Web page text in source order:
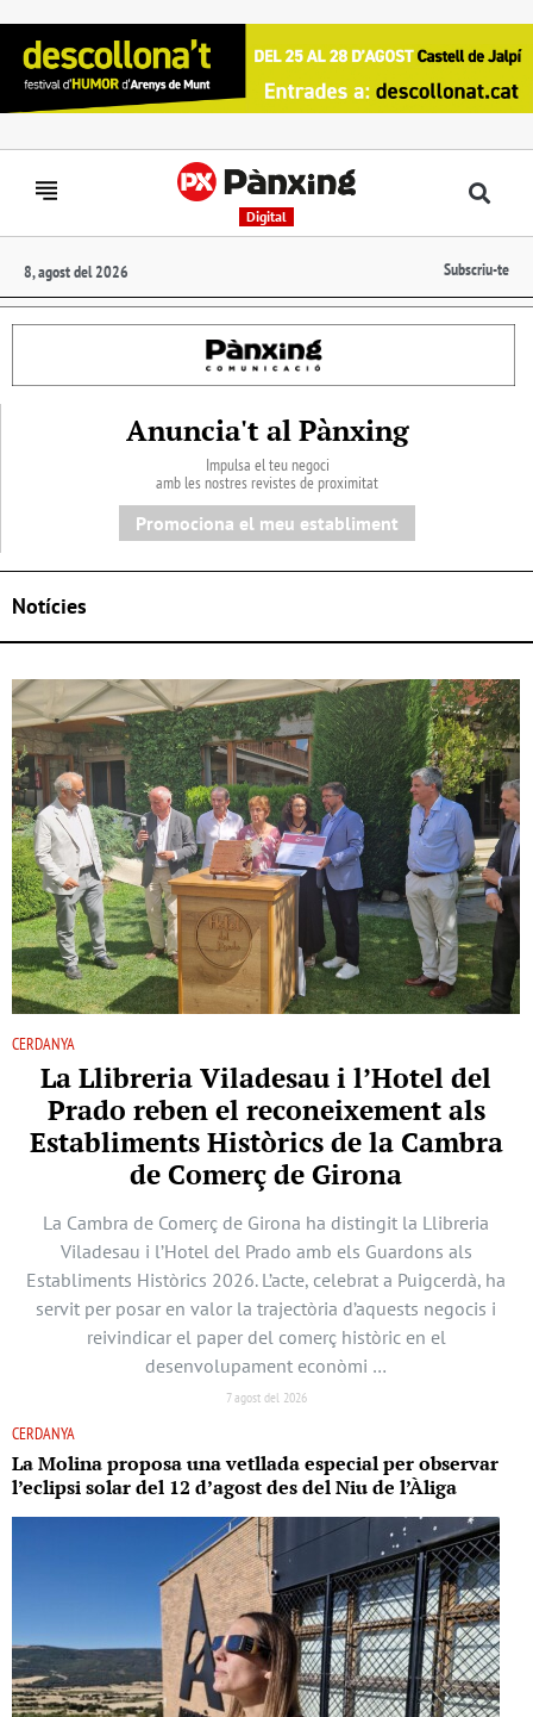
Digital
8, agost del 2026 Subscriu-te
Anuncia't al Pànxing
Impulsa el teu negoci
amb les nostres revistes de proximitat
Promociona el meu establiment
Notícies
CERDANYA
La Llibreria Viladesau i l’Hotel del
Prado reben el reconeixement als
Establiments Històrics de la Cambra
de Comerç de Girona
La Cambra de Comerç de Girona ha distingit la Llibreria
Viladesau i l’Hotel del Prado amb els Guardons als
Establiments Històrics 2026. L’acte, celebrat a Puigcerdà, ha
servit per posar en valor la trajectòria d’aquests negocis i
reivindicar el paper del comerç històric en el
desenvolupament econòmi …
7 agost del 2026
CERDANYA
La Molina proposa una vetllada especial per observar
l’eclipsi solar del 12 d’agost des del Niu de l’Àliga